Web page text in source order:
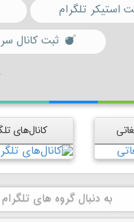
استیکر تلگرام
ثبت کانال
کانال‌های
به دنبال گروه های